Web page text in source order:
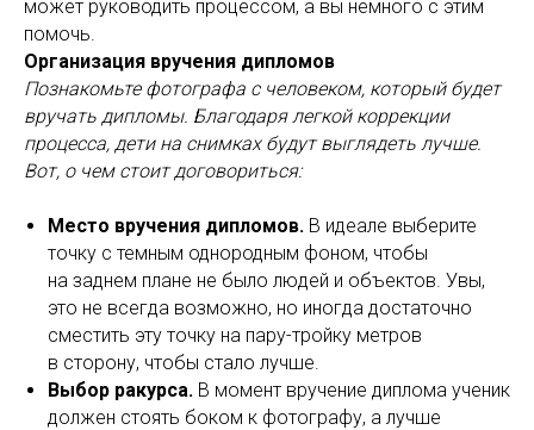
может руководить процессом, а вы немного с этим
помочь.
Организация вручения дипломов
Познакомьте фотографа с человеком, который будет
вручать дипломы. Благодаря легкой коррекции
процесса, дети на снимках будут выглядеть лучше.
Вот, о чем стоит договориться:
Место вручения дипломов. В идеале выберите
точку с темным однородным фоном, чтобы
на заднем плане не было людей и объектов. Увы,
это не всегда возможно, но иногда достаточно
сместить эту точку на пару-тройку метров
в сторону, чтобы стало лучше.
Выбор ракурса. В момент вручение диплома ученик
должен стоять боком к фотографу, а лучше